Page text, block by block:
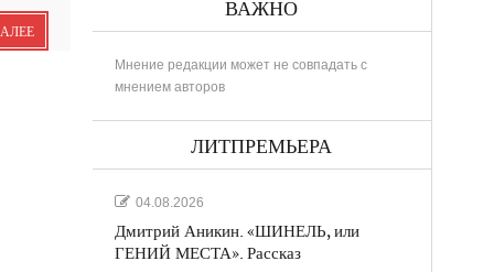
ВАЖНО
Мнение редакции может не совпадать с
мнением авторов
ЛИТПРЕМЬЕРА
04.08.2026
Дмитрий Аникин. «ШИНЕЛЬ, или
ГЕНИЙ МЕСТА». Рассказ